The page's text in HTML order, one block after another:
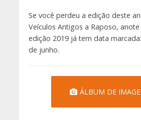
Se você perdeu a edição deste
Veículos Antigos a Raposo,
edição 2019 já tem data
de junho.
ÁLBUM DE